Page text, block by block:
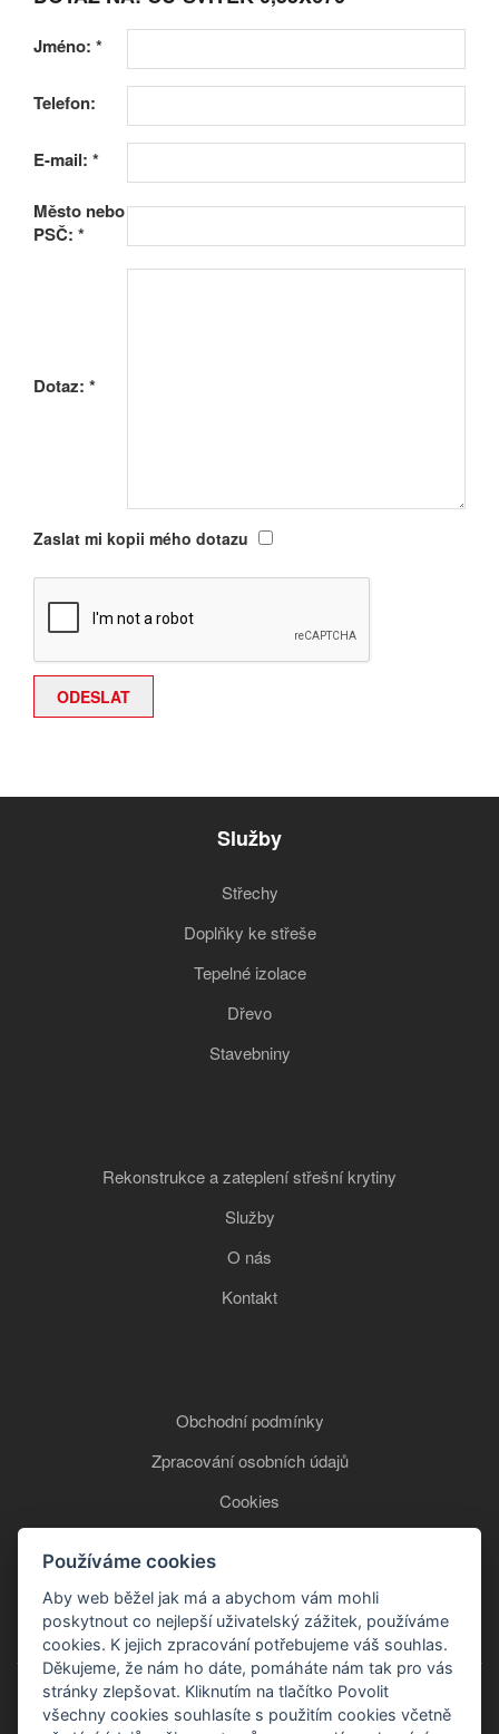
Jméno: *
Telefon:
E-mail: *
Město nebo
PSČ: *
Dotaz: *
Zaslat mi kopii mého dotazu
Služby
Střechy
Doplňky ke střeše
Tepelné izolace
Dřevo
Stavebniny
Rekonstrukce a zateplení střešní krytiny
Služby
O nás
Kontakt
Obchodní podmínky
Zpracování osobních údajů
Cookies
+420 777 850 465
Používáme cookies
Aby web běžel jak má a abychom vám mohli
poskytnout co nejlepší uživatelský zážitek, používáme
cookies. K jejich zpracování potřebujeme váš souhlas.
Děkujeme, že nám ho dáte, pomáháte nám tak pro vás
stránky zlepšovat. Kliknutím na tlačítko Povolit
všechny cookies souhlasíte s použitím cookies včetně